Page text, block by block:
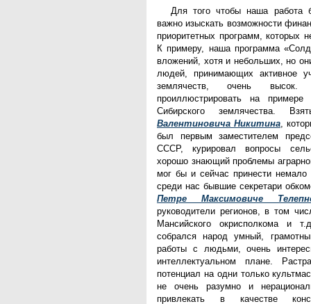
Для того чтобы наша работа
важно изыскать возможности
приоритетных программ, которых
К примеру, наша программа
вложений, хотя и небольших, но
людей, принимающих активное
землячеств, очень
проиллюстрировать на
Сибирского землячества.
Валентиновича Никитина,
был первым заместителем
СССР, курировал вопросы
хорошо знающий проблемы
мог бы и сейчас принести
среди нас бывшие секретари
Петре Максимовиче
руководители регионов, в том
Мансийского окрисполкома и
собрался народ умный,
работы с людьми, очень
интеллектуальном плане.
потенциал на одни только
не очень разумно и
привлекать в качестве